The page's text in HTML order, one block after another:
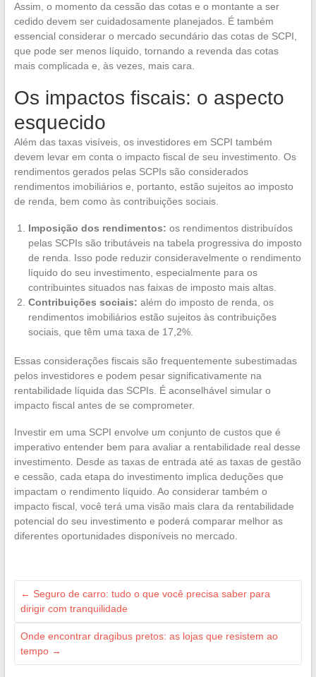
Assim, o momento da cessão das cotas e o montante a ser
cedido devem ser cuidadosamente planejados. É também
essencial considerar o mercado secundário das cotas de SCPI,
que pode ser menos líquido, tornando a revenda das cotas
mais complicada e, às vezes, mais cara.
Os impactos fiscais: o aspecto
esquecido
Além das taxas visíveis, os investidores em SCPI também
devem levar em conta o impacto fiscal de seu investimento. Os
rendimentos gerados pelas SCPIs são considerados
rendimentos imobiliários e, portanto, estão sujeitos ao imposto
de renda, bem como às contribuições sociais.
Imposição dos rendimentos: os rendimentos distribuídos
pelas SCPIs são tributáveis na tabela progressiva do imposto
de renda. Isso pode reduzir consideravelmente o rendimento
líquido do seu investimento, especialmente para os
contribuintes situados nas faixas de imposto mais altas.
Contribuições sociais: além do imposto de renda, os
rendimentos imobiliários estão sujeitos às contribuições
sociais, que têm uma taxa de 17,2%.
Essas considerações fiscais são frequentemente subestimadas
pelos investidores e podem pesar significativamente na
rentabilidade líquida das SCPIs. É aconselhável simular o
impacto fiscal antes de se comprometer.
Investir em uma SCPI envolve um conjunto de custos que é
imperativo entender bem para avaliar a rentabilidade real desse
investimento. Desde as taxas de entrada até as taxas de gestão
e cessão, cada etapa do investimento implica deduções que
impactam o rendimento líquido. Ao considerar também o
impacto fiscal, você terá uma visão mais clara da rentabilidade
potencial do seu investimento e poderá comparar melhor as
diferentes oportunidades disponíveis no mercado.
← Seguro de carro: tudo o que você precisa saber para
dirigir com tranquilidade
Onde encontrar dragibus pretos: as lojas que resistem ao
tempo →